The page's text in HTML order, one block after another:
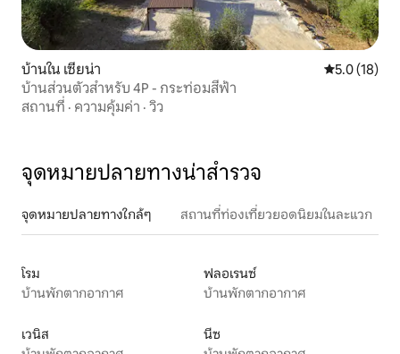
บ้านใน เซียน่า คะแนนเฉลี่ย
5.0 (18)
บ้านส่วนตัวสำหรับ 4P - กระท่อมสีฟ้า
สถานที่ · ความคุ้มค่า · วิว
จุดหมายปลายทางน่าสำรวจ
จุดหมายปลายทางใกล้ๆ สถานที่ท่องเที่ยวยอดนิยมในละแวก
โรม
บ้านพักตากอากาศ
ฟลอเรนซ์
บ้านพักตากอากาศ
เวนิส
นีซ